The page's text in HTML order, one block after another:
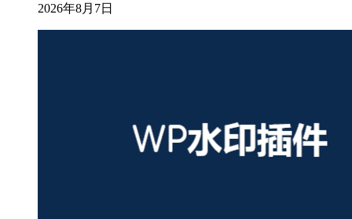
2026年8月7日